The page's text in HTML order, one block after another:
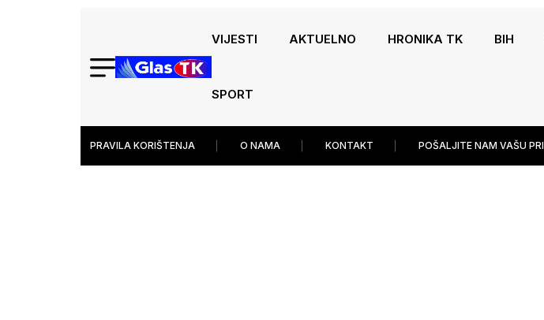
VIJESTI AKTUELNO HRONIKA TK BIH
SPORT
PRAVILA KORIŠTENJA O NAMA KONTAKT POŠALJITE NAM VAŠU